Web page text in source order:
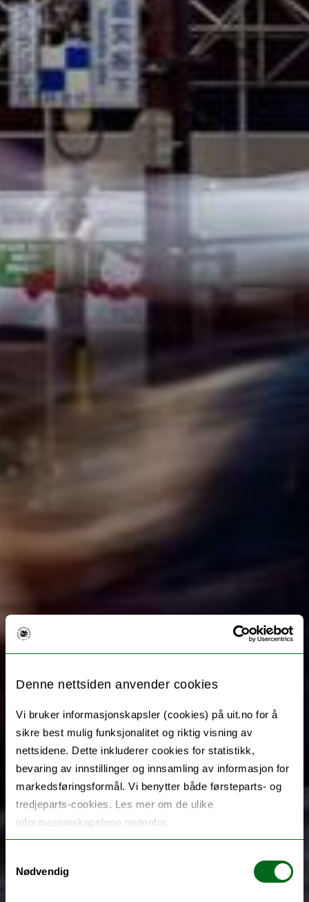
Denne nettsiden anvender cookies
Vi bruker informasjonskapsler (cookies) på uit.no for å
sikre best mulig funksjonalitet og riktig visning av
nettsidene. Dette inkluderer cookies for statistikk,
bevaring av innstillinger og innsamling av informasjon for
markedsføringsformål. Vi benytter både førsteparts- og
tredjeparts-cookies. Les mer om de ulike
informasjonskapslene nedenfor.
Nødvendig